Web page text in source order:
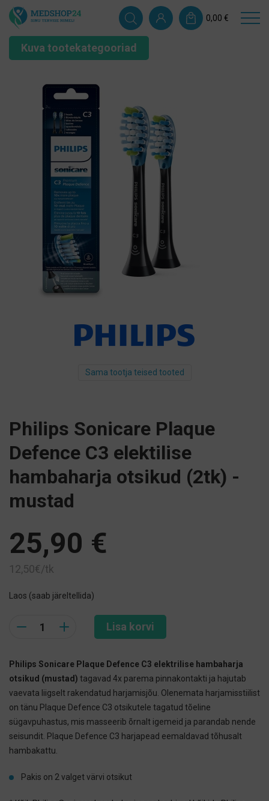
0,00 €
Kuva tootekategooriad
Sama tootja teised tooted
Philips Sonicare Plaque
Defence C3 elektilise
hambaharja otsikud (2tk) -
mustad
25,90 €
12,50€/tk
Laos (saab järeltellida)
Lisa korvi
Philips Sonicare Plaque Defence C3 elektrilise hambaharja
otsikud (mustad) tagavad 4x parema pinnakontakti ja hajutab
vaevata liigselt rakendatud harjamisjõu. Olenemata harjamisstiilist
on tänu Plaque Defence C3 otsikutele tagatud tõeline
sügavpuhastus, mis masseerib õrnalt igemeid ja parandab nende
seisundit. Plaque Defence C3 harjapead eemaldavad tõhusalt
hambakattu.
Pakis on 2 valget värvi otsikut